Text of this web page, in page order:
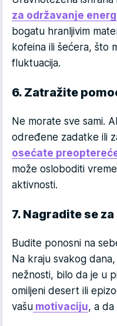
za održavanje
bogatu hranljivim
kofeina ili šećera, što
fluktuacija.
6. Zatražite
Ne morate sve sami.
određene zadatke ili
osećate
može osloboditi
aktivnosti.
7. Nagradite se
Budite ponosni na
Na kraju svakog
nežnosti, bilo da je u
omiljeni desert ili
vašu motivaciju, a da